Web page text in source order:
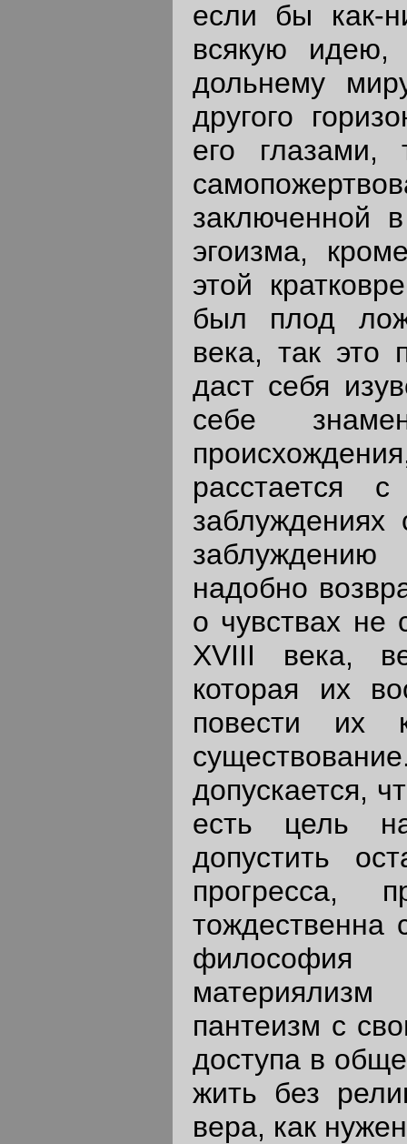
если бы как-
всякую идею,
дольнему
другого
его
заключенной
эгоизма,
этой
был плод
века, так это
даст себя
себе
расстается
надобно
о чувствах не
XVIII века,
которая их
повести их
допускается,
есть цель
допустить
прогресса,
тождественна
философия
пантеизм с
доступа в
жить без
вера, как